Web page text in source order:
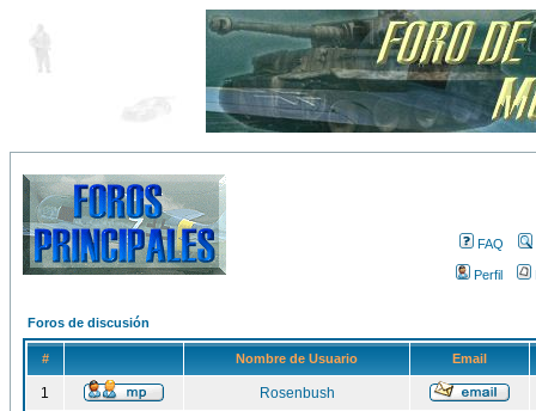
FAQ
Perfil
Foros de discusión
# Nombre de Usuario Email
1 Rosenbush